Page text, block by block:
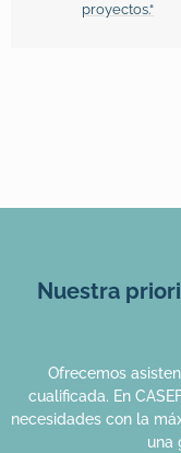
proyectos.“
Nuestra
Ofrecemos
cualificada. En
necesidades con la
una